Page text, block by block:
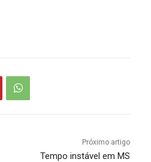
Próximo artigo
Tempo instável em MS